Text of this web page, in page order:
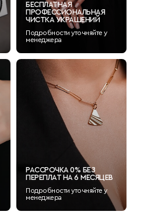
БЕСПЛАТНАЯ
ПРОФЕССИОНАЛЬНАЯ
ЧИСТКА УКРАШЕНИЙ
Подробности уточняйте у
менеджера
РАССРОЧКА 0% БЕЗ
ПЕРЕПЛАТ НА 6 МЕСЯЦЕВ
Подробности уточняйте у
менеджера